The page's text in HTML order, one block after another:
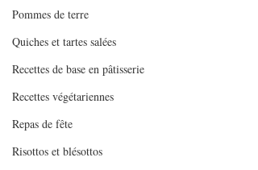
Pommes de terre
Quiches et tartes salées
Recettes de base en pâtisserie
Recettes végétariennes
Repas de fête
Risottos et blésottos